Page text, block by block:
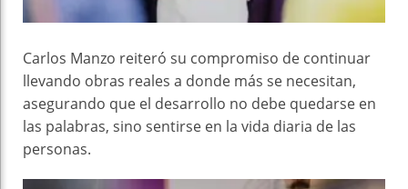
Carlos Manzo reiteró su compromiso de continuar
llevando obras reales a donde más se necesitan,
asegurando que el desarrollo no debe quedarse en
las palabras, sino sentirse en la vida diaria de las
personas.